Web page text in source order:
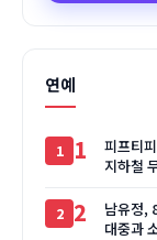
연예
1
피프티
지하철
2
남유정,
대중과